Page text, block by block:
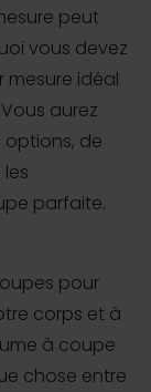
peut
vous devez
mesure idéal
aurez
options, de
parfaite.
pour
corps et à
à coupe
chose entre